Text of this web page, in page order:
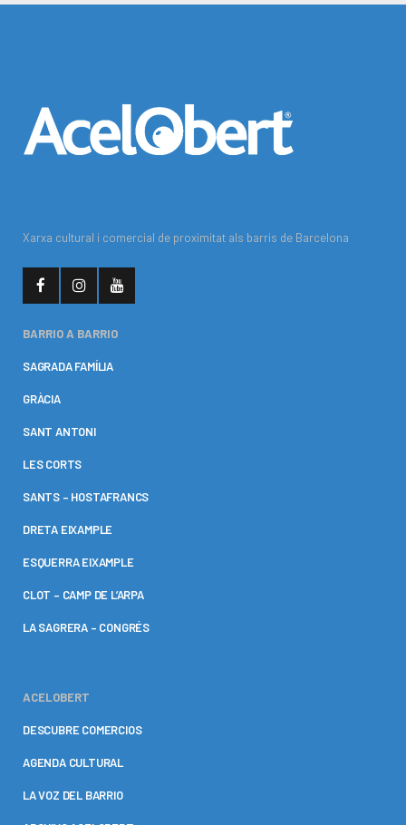
Xarxa cultural i comercial de proximitat als barris de Barcelona
BARRIO A BARRIO
SAGRADA FAMÍLIA
GRÀCIA
SANT ANTONI
LES CORTS
SANTS – HOSTAFRANCS
DRETA EIXAMPLE
ESQUERRA EIXAMPLE
CLOT – CAMP DE L’ARPA
LA SAGRERA – CONGRÉS
ACELOBERT
DESCUBRE COMERCIOS
AGENDA CULTURAL
LA VOZ DEL BARRIO